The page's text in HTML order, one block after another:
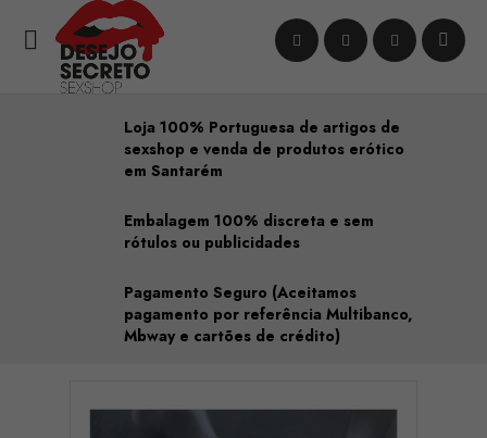

Loja 100% Portuguesa de artigos de
sexshop e venda de produtos erótico
em Santarém
Embalagem 100% discreta e sem
rótulos ou publicidades
Pagamento Seguro (Aceitamos
pagamento por referência Multibanco,
Mbway e cartões de crédito)